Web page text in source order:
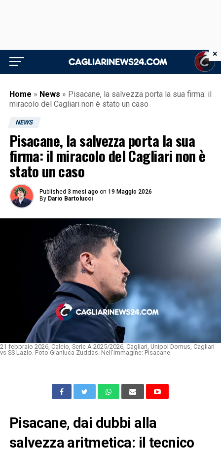
Home » News » Pisacane, la salvezza porta la sua firma: il
miracolo del Cagliari non è stato un caso
NEWS
Pisacane, la salvezza porta la sua
firma: il miracolo del Cagliari non è
stato un caso
Published 3 mesi ago on 19 Maggio 2026
By Dario Bartolucci
21 febbraio 2026, Calcio, Serie A 2025/2026, Cagliari, Unipol Domus, Cagliari
vs SS Lazio. Foto Gianluca Zuddas. Nell'immagine: Pisacane
Pisacane, dai dubbi alla
salvezza aritmetica: il tecnico
×